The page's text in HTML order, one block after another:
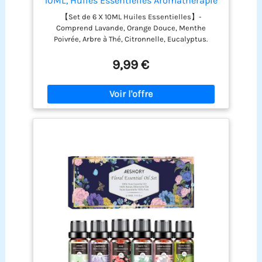
Naturelle pour Diffuseurs, Massage, Yoga
- Lavande, Orange Douce, Menthe
Poivrée, Arbre à Thé, Citronnelle,
Eucalyptus
【Set de 6 X 10ML Huiles Essentielles】-
Comprend Lavande, Orange Douce, Menthe
Poivrée, Arbre à Thé, Citronnelle, Eucalyptus.
obtenir un espace agréable, relaxant et sensuel.
Déposez quelques gouttes d'huile essentielle
dans le diffuseur pour que chaque pièce dégage
un parfum apaisant. Le délicat coffret d'huiles
essentielles est le cadeau parfait pour la famille
ou les amis! 【Huiles Essentielles Naturelle】-
à votre corps, convient aux végétariens et
végétaliens. Les parfums sont extrêmement
riches, complexes et durables. 【Améliorez Indice
de Bonheur】- Chaque huile essentielle a ses
propres propriétés apaisantes uniques. Aeshory
l'anxiété, soulager le stress, apaiser l'esprit et le
corps, soulager l'insomnie, purifier l'air, etc.
Eliminer les mauvaises odeurs et créant une
9,99 €